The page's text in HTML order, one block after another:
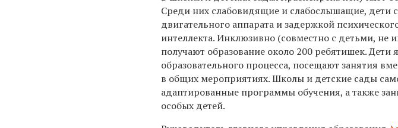
Среди них слабовидящие и слабослышащие, дети
двигательного аппарата и задержкой
интеллекта. Инклюзивно (совместно с детьми,
получают образование около 200 ребятишек.
образовательного процесса, посещают занятия
в общих мероприятиях. Школы и детские сады
адаптированные программы обучения, а также
особых детей.